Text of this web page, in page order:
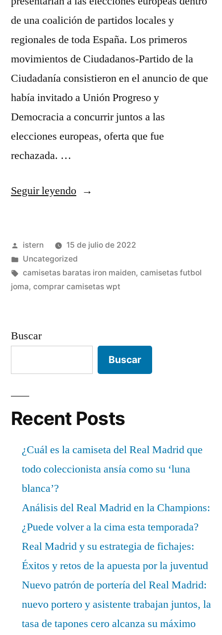
de una coalición de partidos locales y
regionales de toda España. Los primeros
movimientos de Ciudadanos-Partido de la
Ciudadanía consistieron en el anuncio de que
había invitado a Unión Progreso y
Democracia a concurrir juntos a las
elecciones europeas, oferta que fue
rechazada. …
Seguir leyendo«thai
Publicado
por
istern
15 de julio de 2022
Publicado
en
Uncategorized
Etiquetas:
camisetas baratas iron maiden, camisetas futbol
joma, comprar camisetas wpt
Buscar
Buscar
Recent Posts
¿Cuál es la camiseta del Real Madrid que
todo coleccionista ansía como su ‘luna
blanca’?
Análisis del Real Madrid en la Champions:
¿Puede volver a la cima esta temporada?
Real Madrid y su estrategia de fichajes:
Éxitos y retos de la apuesta por la juventud
Nuevo patrón de portería del Real Madrid:
nuevo portero y asistente trabajan juntos, la
tasa de tapones cero alcanza su máximo